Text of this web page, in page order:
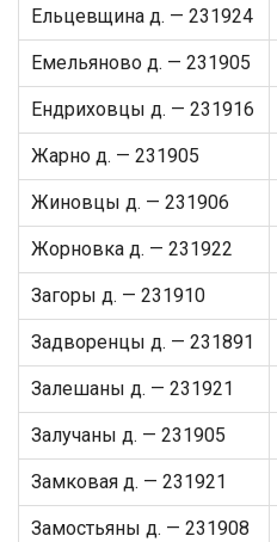
Ельцевщина д. — 231924
Емельяново д. — 231905
Ендриховцы д. — 231916
Жарно д. — 231905
Жиновцы д. — 231906
Жорновка д. — 231922
Загоры д. — 231910
Задворенцы д. — 231891
Залешаны д. — 231921
Залучаны д. — 231905
Замковая д. — 231921
Замостьяны д. — 231908